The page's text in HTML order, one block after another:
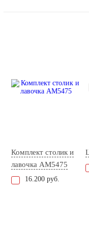
Комплект столик и
лавочка АМ5475
16.200 руб.